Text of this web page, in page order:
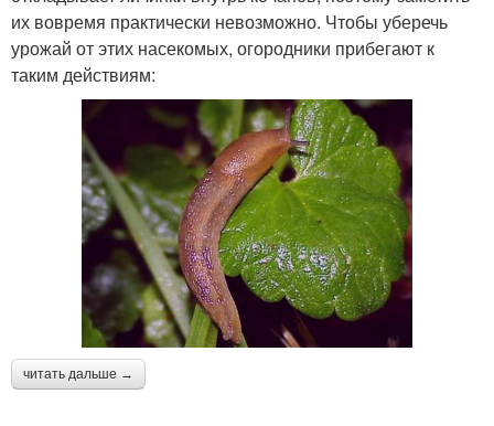
их вовремя практически невозможно. Чтобы уберечь
урожай от этих насекомых, огородники прибегают к
таким действиям:
читать дальше →